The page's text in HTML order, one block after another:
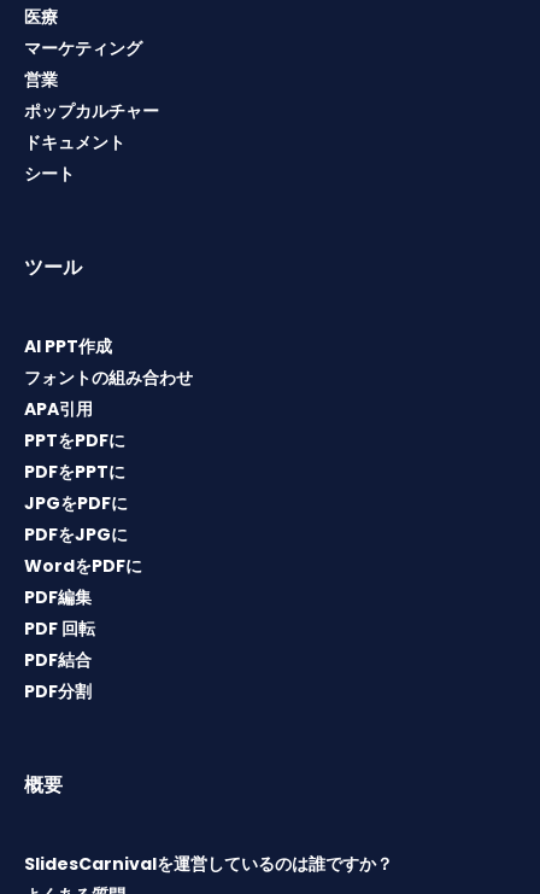
医療
マーケティング
営業
ポップカルチャー
ドキュメント
シート
ツール
AI PPT作成
フォントの組み合わせ
APA引用
PPTをPDFに
PDFをPPTに
JPGをPDFに
PDFをJPGに
WordをPDFに
PDF編集
PDF 回転
PDF結合
PDF分割
概要
SlidesCarnivalを運営しているのは誰ですか？